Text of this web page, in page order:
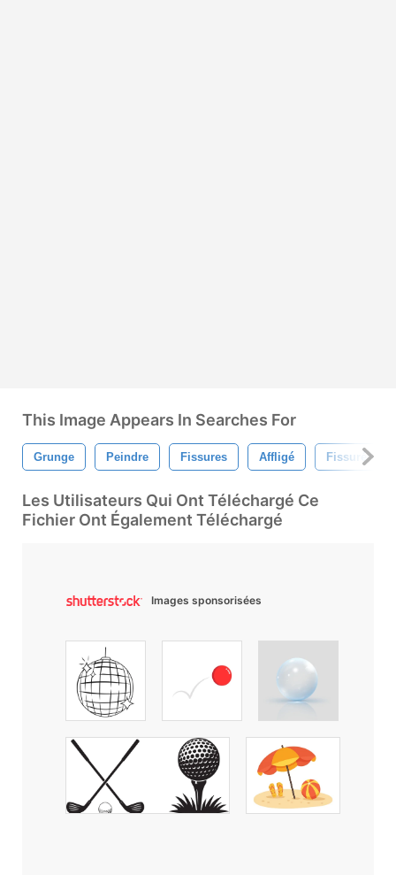
This Image Appears In Searches For
Grunge Peindre Fissures Affligé Fissuré
Les Utilisateurs Qui Ont Téléchargé Ce
Fichier Ont Également Téléchargé
Images sponsorisées